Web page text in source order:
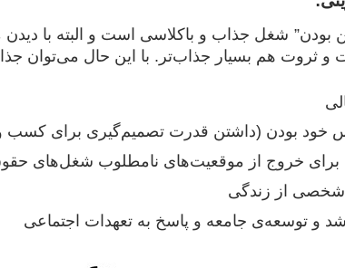
بودن” شغل جذاب و باکلاسی است و البته با
هم بسیار جذاب‌تر. با این حال می‌توان جذابیت‌ها و البته
خود بودن (داشتن قدرت تصمیم‌گیری برای کسب
برای خروج از موقعیت‌های نامطلوب شغل‌های
از زندگی
و توسعه‌ی جامعه و پاسخ به تعهدات اجتماعی